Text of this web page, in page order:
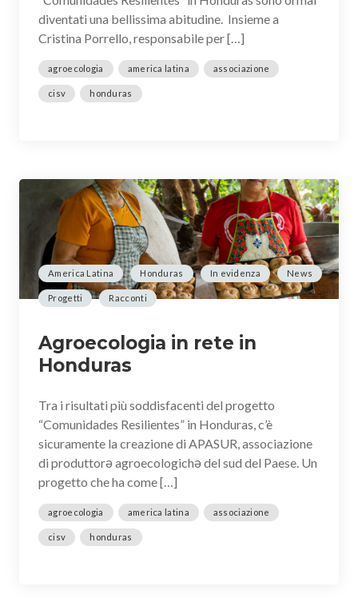
diventati una bellissima abitudine. Insieme a
Cristina Porrello, responsabile per […]
agroecologia america latina associazione
cisv honduras
America Latina Honduras In evidenza News
Progetti Racconti
Agroecologia in rete in
Honduras
Tra i risultati più soddisfacenti del progetto
“Comunidades Resilientes” in Honduras, c’è
sicuramente la creazione di APASUR, associazione
di produttorə agroecologichə del sud del Paese. Un
progetto che ha come […]
agroecologia america latina associazione
cisv honduras